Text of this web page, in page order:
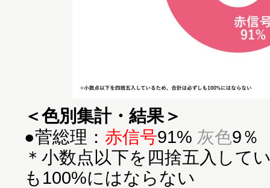
＜色別集計・結果＞
●菅総理： 赤信号91% 灰色9％
＊小数点以下を四捨五入して
も100%にはならない